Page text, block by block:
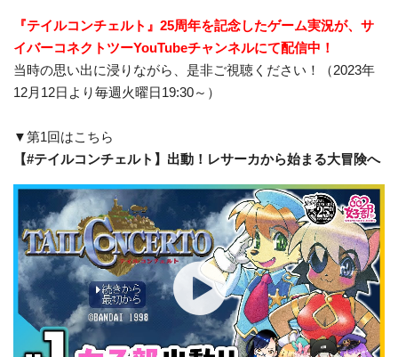
『テイルコンチェルト』25周年を記念したゲーム実況が、サ
イバーコネクトツーYouTubeチャンネルにて配信中！
当時の思い出に浸りながら、是非ご視聴ください！（2023年
12月12日より毎週火曜日19:30～）
▼第1回はこちら
【#テイルコンチェルト】出動！レサーカから始まる大冒険へ